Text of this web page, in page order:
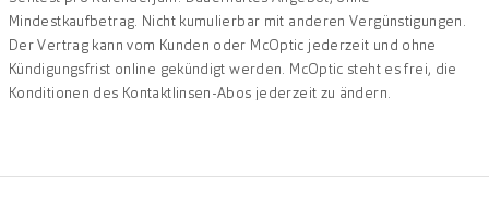
Mindestkaufbetrag. Nicht kumulierbar mit anderen Vergünstigungen.
Der Vertrag kann vom Kunden oder McOptic jederzeit und ohne
Kündigungsfrist online gekündigt werden. McOptic steht es frei, die
Konditionen des Kontaktlinsen-Abos jederzeit zu ändern.